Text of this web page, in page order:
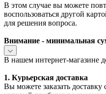
В этом случае вы можете
воспользоваться другой
для решения вопроса.
Внимание - минимальная
В нашем интернет-магазине
1. Курьерская доставка
Вы можете заказать